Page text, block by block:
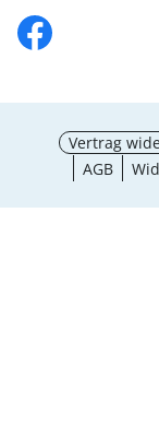
Vertrag
AGB